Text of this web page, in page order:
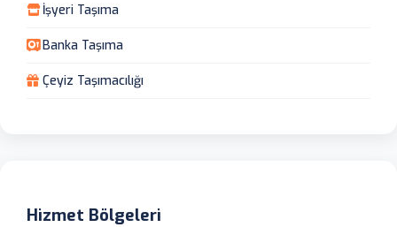
İşyeri Taşıma
Banka Taşıma
Çeyiz Taşımacılığı
Hizmet Bölgeleri